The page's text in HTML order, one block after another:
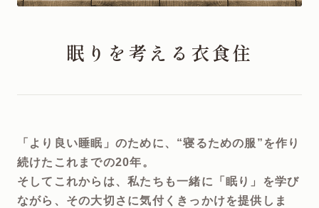
眠りを考える衣食住
「より良い睡眠」のために、“寝るための服”を作り
続けたこれまでの20年。
そしてこれからは、私たちも一緒に「眠り」を学び
ながら、その大切さに気付くきっかけを提供しま